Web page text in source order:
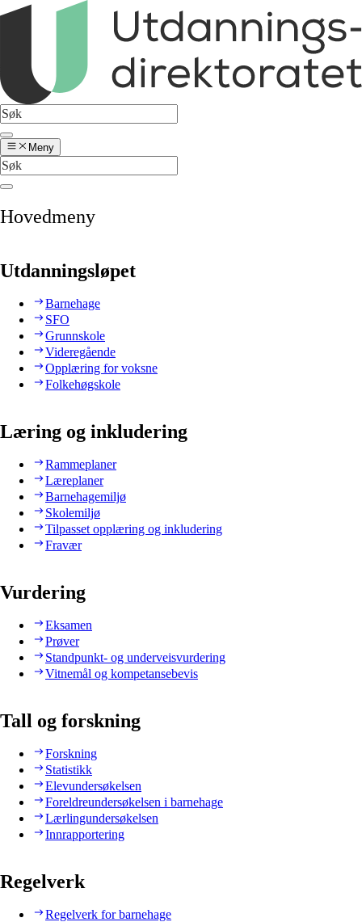
Meny
Hovedmeny
Utdanningsløpet
Barnehage
SFO
Grunnskole
Videregående
Opplæring for voksne
Folkehøgskole
Læring og inkludering
Rammeplaner
Læreplaner
Barnehagemiljø
Skolemiljø
Tilpasset opplæring og inkludering
Fravær
Vurdering
Eksamen
Prøver
Standpunkt- og underveisvurdering
Vitnemål og kompetansebevis
Tall og forskning
Forskning
Statistikk
Elevundersøkelsen
Foreldreundersøkelsen i barnehage
Lærlingundersøkelsen
Innrapportering
Regelverk
Regelverk for barnehage